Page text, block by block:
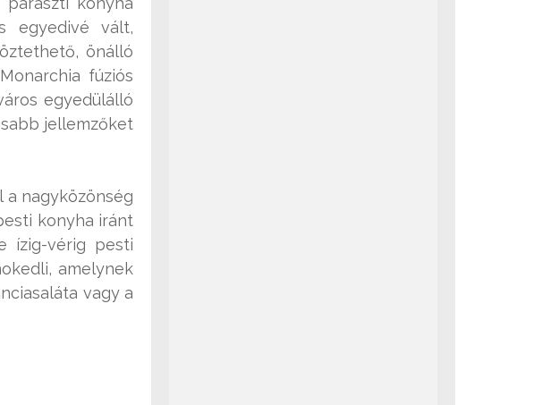
egyedivé vált,
önálló
fúziós
egyedülálló
jellemzőket
nagyközönség
konyha iránt
ízig-vérig pesti
amelynek
vagy a